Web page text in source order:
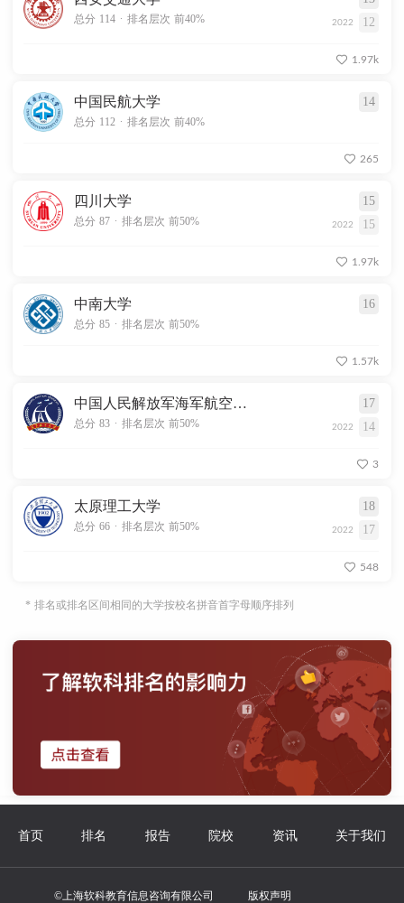
总分 114 . 排名层次 前40% 2022 12
1.97k
中国民航大学 14
总分 112 . 排名层次 前40%
265
四川大学 15
总分 87 . 排名层次 前50% 2022 15
1.97k
中南大学 16
总分 85 . 排名层次 前50%
1.57k
中国人民解放军海军航空大学 17
总分 83 . 排名层次 前50% 2022 14
3
太原理工大学 18
总分 66 . 排名层次 前50% 2022 17
548
* 排名或排名区间相同的大学按校名拼音首字母顺序排列
首页 排名 报告 院校 资讯 关于我们
©上海软科教育信息咨询有限公司 版权声明